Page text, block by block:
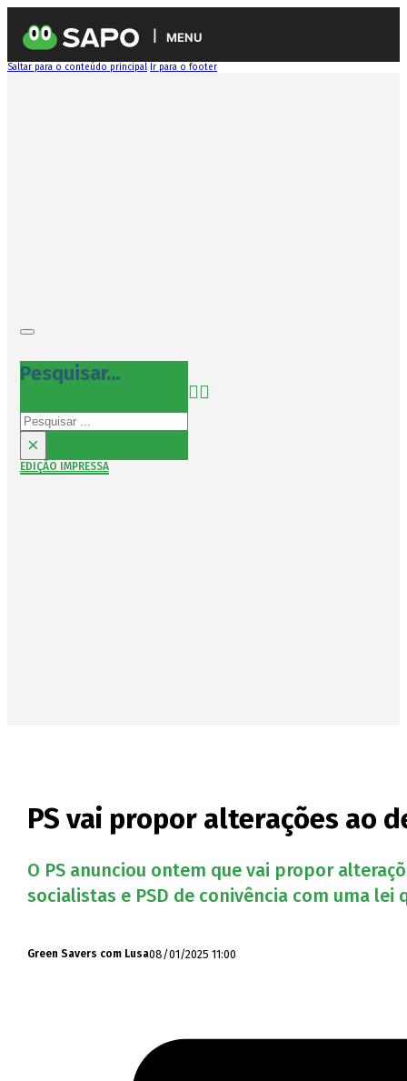
MENU
Saltar para o conteúdo principal Ir para o footer
Pesquisar...
Pesquisar
×
EDIÇÃO IMPRESSA
PS vai propor alterações ao
O PS anunciou ontem que vai propor
socialistas e PSD de conivência com uma lei
Green Savers com Lusa08/01/2025 11:00